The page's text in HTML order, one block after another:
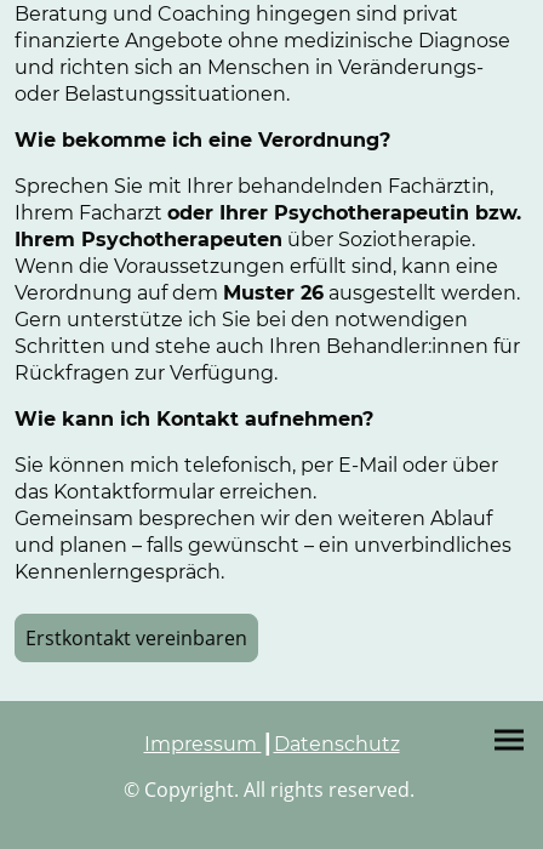
Beratung und Coaching hingegen sind privat
finanzierte Angebote ohne medizinische Diagnose
und richten sich an Menschen in Veränderungs-
oder Belastungssituationen.
Wie bekomme ich eine Verordnung?
Sprechen Sie mit Ihrer behandelnden Fachärztin,
Ihrem Facharzt oder Ihrer Psychotherapeutin bzw.
Ihrem Psychotherapeuten über Soziotherapie.
Wenn die Voraussetzungen erfüllt sind, kann eine
Verordnung auf dem Muster 26 ausgestellt werden.
Gern unterstütze ich Sie bei den notwendigen
Schritten und stehe auch Ihren Behandler:innen für
Rückfragen zur Verfügung.
Wie kann ich Kontakt aufnehmen?
Sie können mich telefonisch, per E-Mail oder über
das Kontaktformular erreichen.
Gemeinsam besprechen wir den weiteren Ablauf
und planen – falls gewünscht – ein unverbindliches
Kennenlerngespräch.
Erstkontakt vereinbaren
Impressum Datenschutz
© Copyright. All rights reserved.